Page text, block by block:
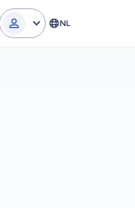
NL